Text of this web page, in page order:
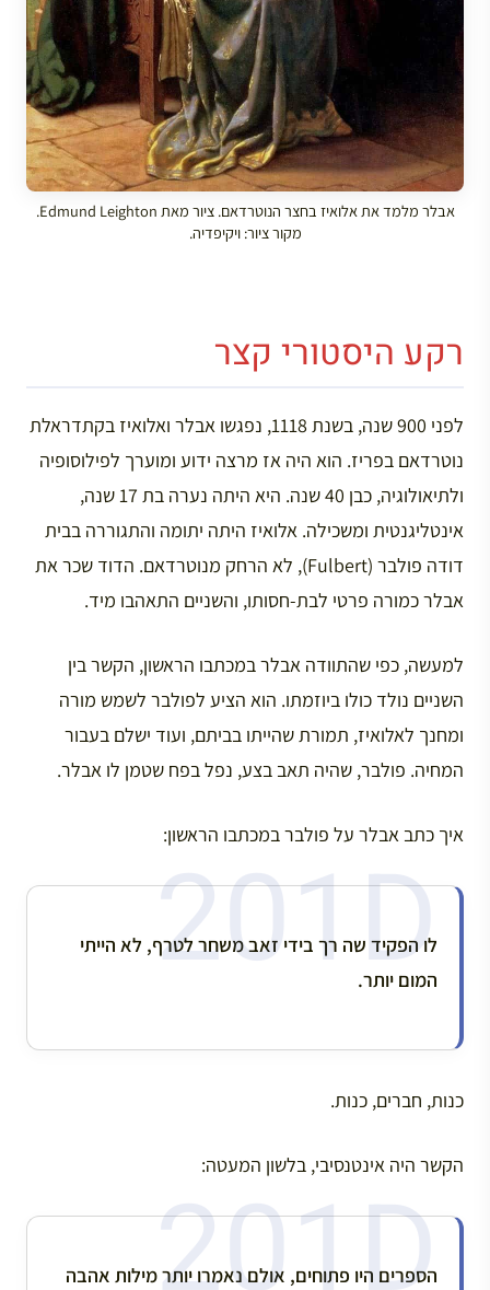
אבלר מלמד את אלואיז בחצר הנוטרדאם. ציור מאת Edmund Leighton.
מקור ציור: ויקיפדיה.
רקע היסטורי קצר
לפני 900 שנה, בשנת 1118, נפגשו אבלר ואלואיז בקתדראלת
נוטרדאם בפריז. הוא היה אז מרצה ידוע ומוערך לפילוסופיה
ולתיאולוגיה, כבן 40 שנה. היא היתה נערה בת 17 שנה,
אינטליגנטית ומשכילה. אלואיז היתה יתומה והתגוררה בבית
דודה פולבר (Fulbert), לא הרחק מנוטרדאם. הדוד שכר את
אבלר כמורה פרטי לבת-חסותו, והשניים התאהבו מיד.
למעשה, כפי שהתוודה אבלר במכתבו הראשון, הקשר בין
השניים נולד כולו ביוזמתו. הוא הציע לפולבר לשמש מורה
ומחנך לאלואיז, תמורת שהייתו בביתם, ועוד ישלם בעבור
המחיה. פולבר, שהיה תאב בצע, נפל בפח שטמן לו אבלר.
איך כתב אבלר על פולבר במכתבו הראשון:
לו הפקיד שה רך בידי זאב משחר לטרף, לא הייתי
המום יותר.
כנות, חברים, כנות.
הקשר היה אינטנסיבי, בלשון המעטה:
הספרים היו פתוחים, אולם נאמרו יותר מילות אהבה